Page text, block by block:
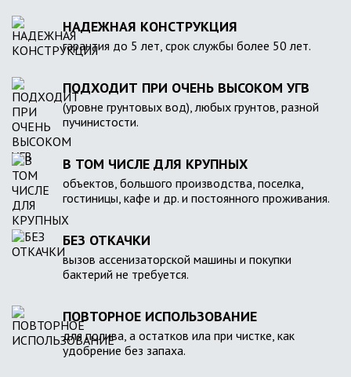
НАДЕЖНАЯ КОНСТРУКЦИЯ
гарантия до 5 лет, срок службы более 50 лет.
ПОДХОДИТ ПРИ ОЧЕНЬ ВЫСОКОМ УГВ
(уровне грунтовых вод), любых грунтов, разной
пучинистости.
В ТОМ ЧИСЛЕ ДЛЯ КРУПНЫХ
объектов, большого производства, поселка,
гостиницы, кафе и др. и постоянного проживания.
БЕЗ ОТКАЧКИ
вызов ассенизаторской машины и покупки
бактерий не требуется.
ПОВТОРНОЕ ИСПОЛЬЗОВАНИЕ
для полива, а остатков ила при чистке, как
удобрение без запаха.